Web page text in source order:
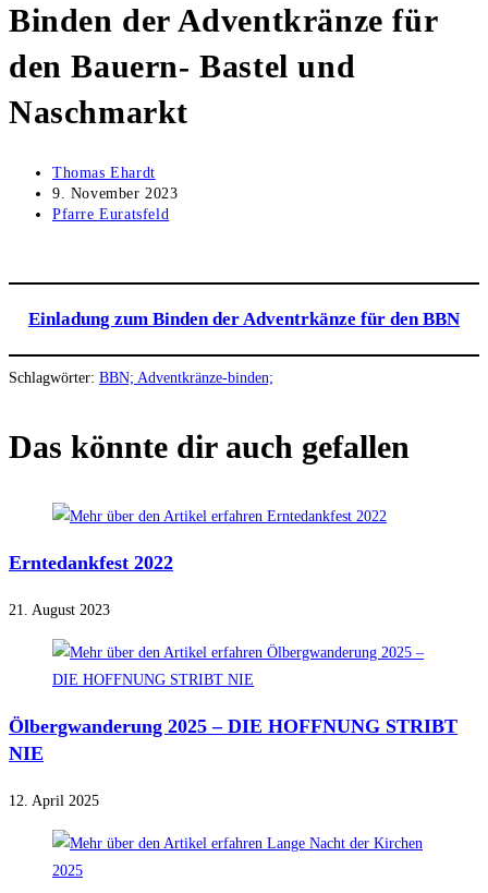
Binden der Adventkränze für
den Bauern- Bastel und
Naschmarkt
Beitrags-
Autor:
Thomas Ehardt
Beitrag
veröffentlicht:
9. November 2023
Beitrags-
Pfarre Euratsfeld
Einladung zum Binden der Adventrkänze für den BBN
Schlagwörter: BBN; Adventkränze-binden;
Das könnte dir auch gefallen
Erntedankfest 2022
21. August 2023
Ölbergwanderung 2025 – DIE HOFFNUNG STRIBT
NIE
12. April 2025